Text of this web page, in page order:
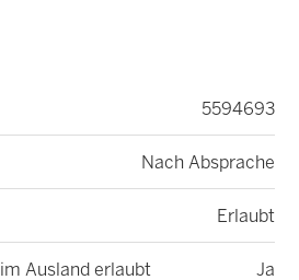
5594693
Nach Absprache
Erlaubt
Ausland erlaubt Ja